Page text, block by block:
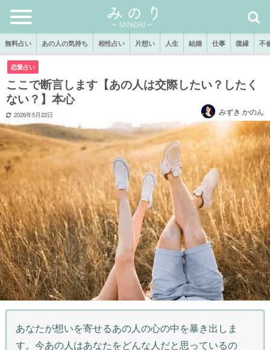
無料占い あの人の気持ち 相性占い 片想い 人生 結婚 仕事 復縁 不
恋愛占い
ここで断言します【あの人は交際したい？したく
ない？】本心
2026年5月22日 みずき かのん
あなたが想いを寄せるあの人の心の中を暴き出しま
す。今あの人はあなたをどんな人だと思っているの